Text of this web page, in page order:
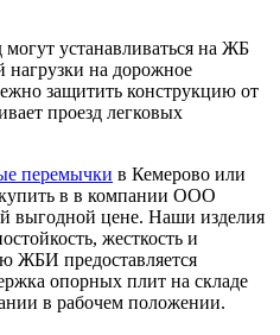
устанавливаться на ЖБ
нагрузки на дорожное
защитить конструкцию от
проезд легковых
перемычки в Кемерово или
в в компании ООО
выгодной цене. Наши изделия
жесткость и
ЖБИ предоставляется
опорных плит на складе
в рабочем положении.